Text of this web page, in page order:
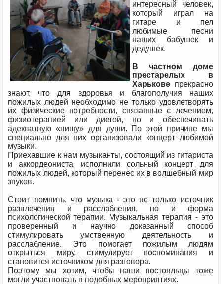
интересный человек,
который играл на
гитаре и пел
любимые песни
наших бабушек и
дедушек.
В частном доме
престарелых в
Харькове прекрасно
знают, что для здоровья и благополучия наших
пожилых людей необходимо не только удовлетворять
их физические потребности, связанные с лечением,
физиотерапией или диетой, но и обеспечивать
адекватную «пищу» для души. По этой причине мы
специально для них организовали концерт любимой
музыки.
Приехавшие к нам музыканты, состоящий из гитариста
и аккордеониста, исполнили сольный концерт для
пожилых людей, который перенес их в волшебный мир
звуков.
Стоит помнить, что музыка - это не только источник
развлечения и расслабления, но и форма
психологической терапии. Музыкальная терапия - это
проверенный и научно доказанный способ
стимулировать умственную деятельность и
расслабление. Это помогает пожилым людям
открыться миру, стимулирует воспоминания и
становится источником для разговора.
Поэтому мы хотим, чтобы наши постояльцы тоже
могли участвовать в подобных мероприятиях.